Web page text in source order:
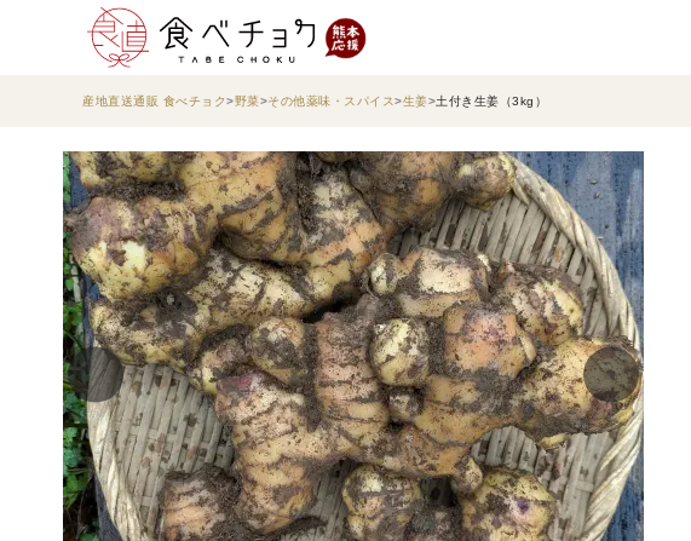
産地直送通販 食べチョク 野菜 その他薬味・スパイス 生姜 土付き生姜（3kg）